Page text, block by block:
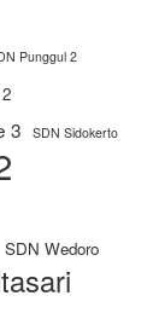
Punggul 2
3 SDN Sidokerto
SDN Wedoro